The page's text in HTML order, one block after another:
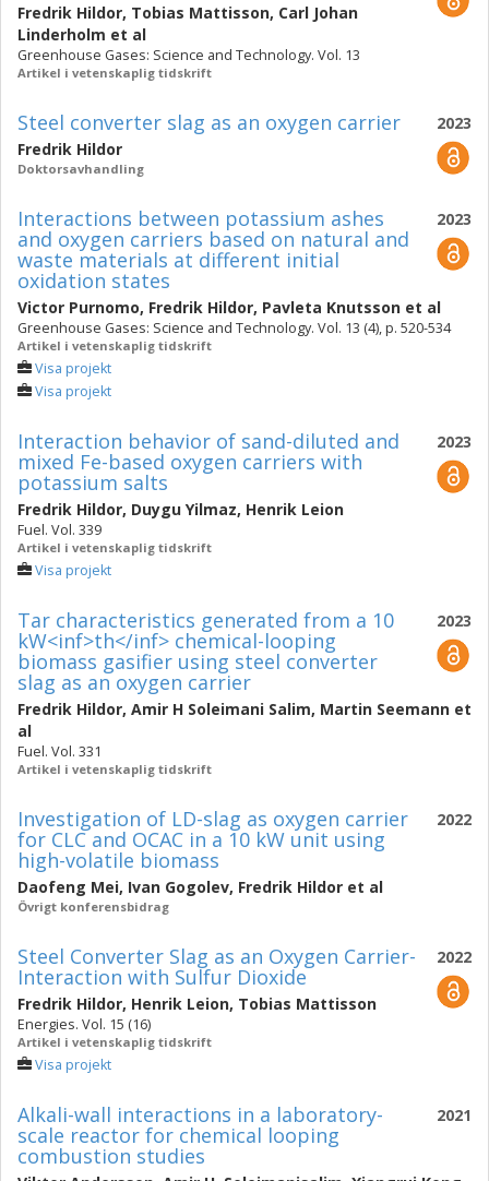
Fredrik Hildor, Tobias Mattisson, Carl Johan
Linderholm et al
Greenhouse Gases: Science and Technology. Vol. 13
Artikel i vetenskaplig tidskrift
2023
Steel converter slag as an oxygen carrier
Fredrik Hildor
Doktorsavhandling
2023
Interactions between potassium ashes
and oxygen carriers based on natural and
waste materials at different initial
oxidation states
Victor Purnomo, Fredrik Hildor, Pavleta Knutsson et al
Greenhouse Gases: Science and Technology. Vol. 13 (4), p. 520-534
Artikel i vetenskaplig tidskrift
Visa projekt
Visa projekt
2023
Interaction behavior of sand-diluted and
mixed Fe-based oxygen carriers with
potassium salts
Fredrik Hildor, Duygu Yilmaz, Henrik Leion
Fuel. Vol. 339
Artikel i vetenskaplig tidskrift
Visa projekt
2023
Tar characteristics generated from a 10
kW<inf>th</inf> chemical-looping
biomass gasifier using steel converter
slag as an oxygen carrier
Fredrik Hildor, Amir H Soleimani Salim, Martin Seemann et
al
Fuel. Vol. 331
Artikel i vetenskaplig tidskrift
2022
Investigation of LD-slag as oxygen carrier
for CLC and OCAC in a 10 kW unit using
high-volatile biomass
Daofeng Mei, Ivan Gogolev, Fredrik Hildor et al
Övrigt konferensbidrag
2022
Steel Converter Slag as an Oxygen Carrier-
Interaction with Sulfur Dioxide
Fredrik Hildor, Henrik Leion, Tobias Mattisson
Energies. Vol. 15 (16)
Artikel i vetenskaplig tidskrift
Visa projekt
2021
Alkali-wall interactions in a laboratory-
scale reactor for chemical looping
combustion studies